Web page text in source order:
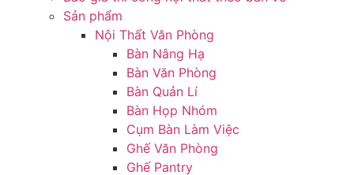
Sản phẩm
Nội Thất Văn Phòng
Bàn Nâng Hạ
Bàn Văn Phòng
Bàn Quản Lí
Bàn Họp Nhóm
Cụm Bàn Làm Việc
Ghế Văn Phòng
Ghế Pantry